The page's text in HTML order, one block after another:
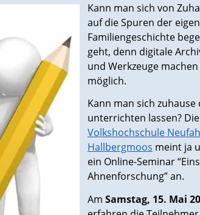
Kann man sich von
auf die Spuren der
Familiengeschichte
geht, denn digitale
und Werkzeuge machen
möglich.
Kann man sich zuhause
unterrichten lassen? Die
Volkshochschule
Hallbergmoos meint ja
ein Online-Seminar
Ahnenforschung” an.
Am Samstag, 15. Mai